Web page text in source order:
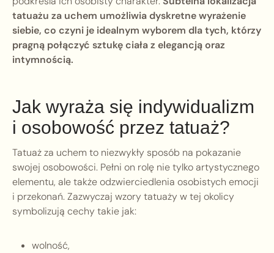
tatuażu za uchem umożliwia dyskretne wyrażenie
siebie, co czyni je idealnym wyborem dla tych, którzy
pragną połączyć sztukę ciała z elegancją oraz
intymnością.
Jak wyraża się indywidualizm
i osobowość przez tatuaż?
Tatuaż za uchem to niezwykły sposób na pokazanie
swojej osobowości. Pełni on rolę nie tylko artystycznego
elementu, ale także odzwierciedlenia osobistych emocji
i przekonań. Zazwyczaj wzory tatuaży w tej okolicy
symbolizują cechy takie jak:
wolność,